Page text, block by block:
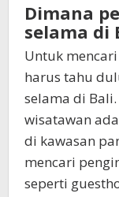
Dimana
selama di
Untuk
harus tahu
selama di
wisatawan
di kawasan
mencari
seperti